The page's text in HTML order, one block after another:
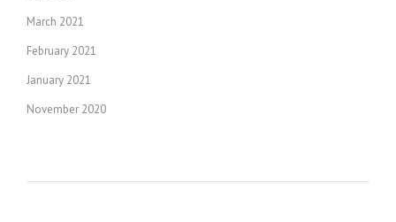
March 2021
February 2021
January 2021
November 2020